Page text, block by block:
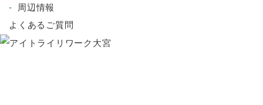
周辺情報
よくあるご質問